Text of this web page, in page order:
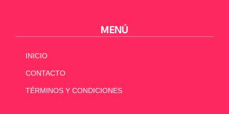
MENÚ
INICIO
CONTACTO
TÉRMINOS Y CONDICIONES